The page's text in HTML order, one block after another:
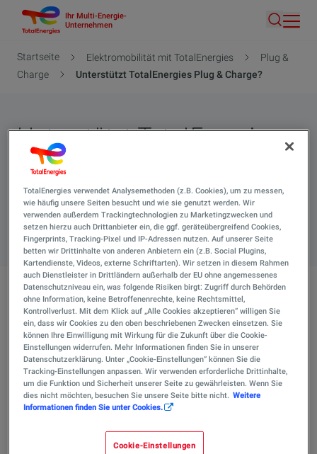
Inhalt
Ihr Multi-Energie-
Unternehmen
Suche
Pfadnavigation
Startseite Elektromobilität mit TotalEnergies
Plug &
Charge
Unterstützt TotalEnergies Plug & Charge?
Unterstützt TotalEnergies
Plug & Charge?
Hier finden Sie alle Antworten auf Ihre Fragen.
Unterstützt TotalEnergies Plug & Charge?
Nein, derzeit unterstützt unser System noch kein Plug &
Charge in Deutschland. Wir arbeiten jedoch stetig an
einer Optimierung Ihres Ladeerlebnisses, auch um
zukünftige Authentifikationsmedien zu implementieren.
Vorgesehen ist ein Start in 2027.
Hat Ihnen die Antwort weitergeholfen?
Ja
TotalEnergies verwendet Analysemethoden (z.B. Cookies), um zu messen,
wie häufig unsere Seiten besucht und wie sie genutzt werden. Wir
verwenden außerdem Trackingtechnologien zu Marketingzwecken und
setzen hierzu auch Drittanbieter ein, die ggf. geräteübergreifend Cookies,
Fingerprints, Tracking-Pixel und IP-Adressen nutzen. Auf unserer Seite
betten wir Drittinhalte von anderen Anbietern ein (z.B. Social Plugins,
Kartendienste, Videos, externe Schriftarten). Wir setzen in diesem Rahmen
auch Dienstleister in Drittländern außerhalb der EU ohne angemessenes
Datenschutzniveau ein, was folgende Risiken birgt: Zugriff durch Behörden
ohne Information, keine Betroffenenrechte, keine Rechtsmittel,
Kontrollverlust. Mit dem Klick auf „Alle Cookies akzeptieren“ willigen Sie
ein, dass wir Cookies zu den oben beschriebenen Zwecken einsetzen. Sie
können Ihre Einwilligung mit Wirkung für die Zukunft über die Cookie-
Einstellungen widerrufen. Mehr Informationen finden Sie in unserer
Datenschutzerklärung. Unter „Cookie-Einstellungen“ können Sie die
Tracking-Einstellungen anpassen. Wir verwenden erforderliche Drittinhalte,
um die Funktion und Sicherheit unserer Seite zu gewährleisten. Wenn Sie
dies nicht möchten, besuchen Sie unsere Seite bitte nicht. Weitere
Informationen finden Sie unter Cookies.
Cookie-Einstellungen